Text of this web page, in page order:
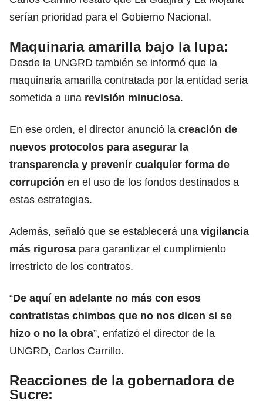
serían prioridad para el Gobierno Nacional.
Maquinaria amarilla bajo la lupa:
Desde la UNGRD también se informó que la
maquinaria amarilla contratada por la entidad sería
sometida a una revisión minuciosa.
En ese orden, el director anunció la creación de
nuevos protocolos para asegurar la
transparencia y prevenir cualquier forma de
corrupción en el uso de los fondos destinados a
estas estrategias.
Además, señaló que se establecerá una vigilancia
más rigurosa para garantizar el cumplimiento
irrestricto de los contratos.
“De aquí en adelante no más con esos
contratistas chimbos que no nos dicen si se
hizo o no la obra”, enfatizó el director de la
UNGRD, Carlos Carrillo.
Reacciones de la gobernadora de
Sucre: